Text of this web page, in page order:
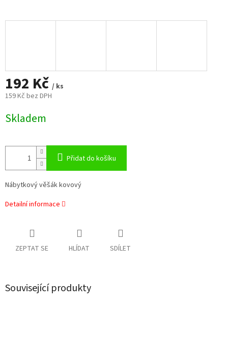
192 Kč / ks
159 Kč bez DPH
cena:
Skladem
Přidat do košíku
Nábytkový věšák kovový
Detailní informace
ZEPTAT SE HLÍDAT SDÍLET
Související produkty